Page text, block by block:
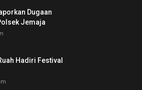
Dugaan
Jemaja
Hadiri Festival